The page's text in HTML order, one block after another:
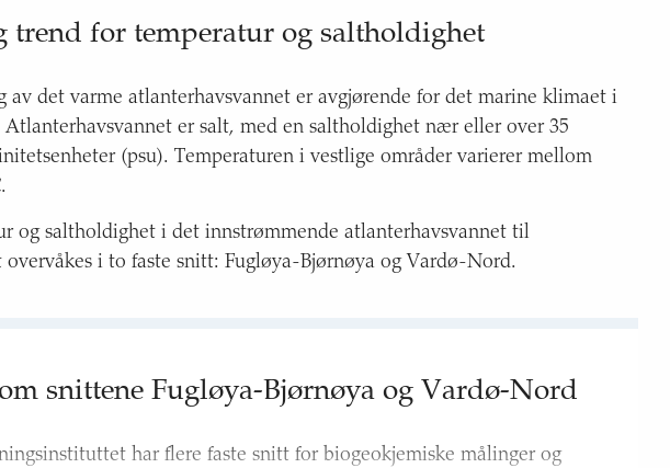
trend for temperatur og saltholdighet
av det varme atlanterhavsvannet er avgjørende for det marine klimaet i
Atlanterhavsvannet er salt, med en saltholdighet nær eller over 35
(psu). Temperaturen i vestlige områder varierer mellom
og saltholdighet i det innstrømmende atlanterhavsvannet til
overvåkes i to faste snitt: Fugløya-Bjørnøya og Vardø-Nord.
snittene Fugløya-Bjørnøya og Vardø-Nord
har flere faste snitt for biogeokjemiske målinger og